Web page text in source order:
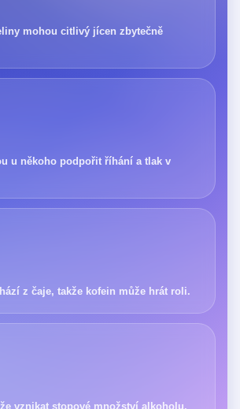
mohou citlivý jícen zbytečně
u někoho podpořit říhání a tlak v
z čaje, takže kofein může hrát roli.
vznikat stopové množství alkoholu.